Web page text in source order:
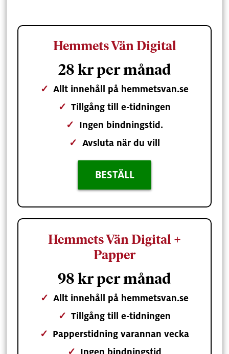
Hemmets Vän Digital
28 kr per månad
✓ Allt innehåll på hemmetsvan.se
✓ Tillgång till e-tidningen
✓ Ingen bindningstid.
✓ Avsluta när du vill
BESTÄLL
Hemmets Vän Digital +
Papper
98 kr per månad
✓ Allt innehåll på hemmetsvan.se
✓ Tillgång till e-tidningen
✓ Papperstidning varannan vecka
✓ Ingen bindningstid